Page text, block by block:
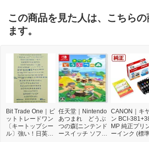
この商品を見た人は、こちら
ます。
Bit Trade One｜ビ
ットトレードワン
〔キートップシー
ル〕強い！日英対
任天堂｜Nintendo
あつまれ どうぶ
つの森[ニンテンド
ースイッチ ソフ
CANON｜キ
ン BCI-
MP 純正プリ
ーインク (標準